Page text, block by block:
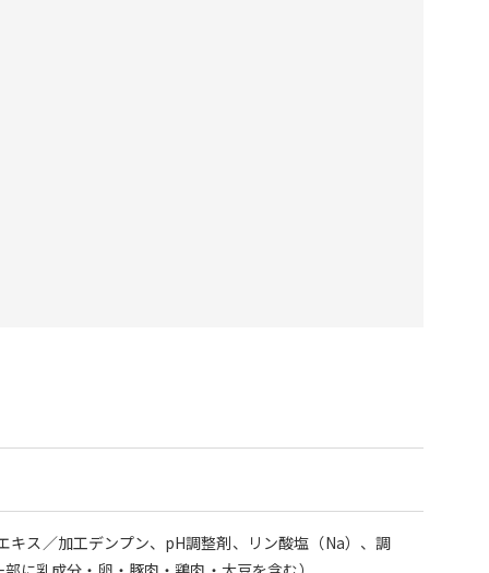
ス／加工デンプン、pH調整剤、リン酸塩（Na）、調